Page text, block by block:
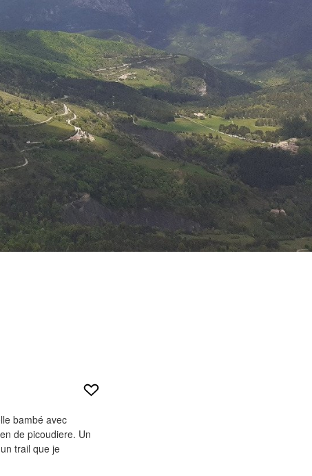
bambé avec
de picoudiere. Un
trail que je